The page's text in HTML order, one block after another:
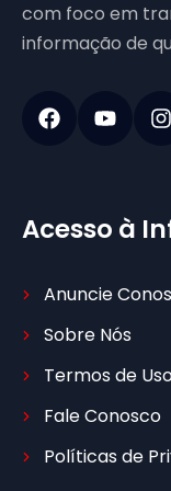
com foco em
informação de
Acesso à
Anuncie
Sobre Nós
Termos de
Fale Conosco
Políticas de